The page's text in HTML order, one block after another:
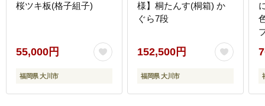
桜ツキ板(格子組子)
55,000円
福岡県 大川市
様】桐たんす(桐箱) か
ぐら7段
152,500円
福岡県 大川市